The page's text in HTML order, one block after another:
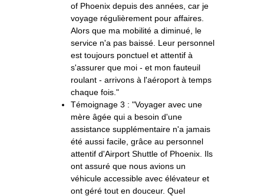
of Phoenix depuis des années, car je
voyage régulièrement pour affaires.
Alors que ma mobilité a diminué, le
service n'a pas baissé. Leur personnel
est toujours ponctuel et attentif à
s'assurer que moi - et mon fauteuil
roulant - arrivons à l'aéroport à temps
chaque fois."
Témoignage 3 : "Voyager avec une
mère âgée qui a besoin d'une
assistance supplémentaire n'a jamais
été aussi facile, grâce au personnel
attentif d'Airport Shuttle of Phoenix. Ils
ont assuré que nous avions un
véhicule accessible avec élévateur et
ont géré tout en douceur. Quel